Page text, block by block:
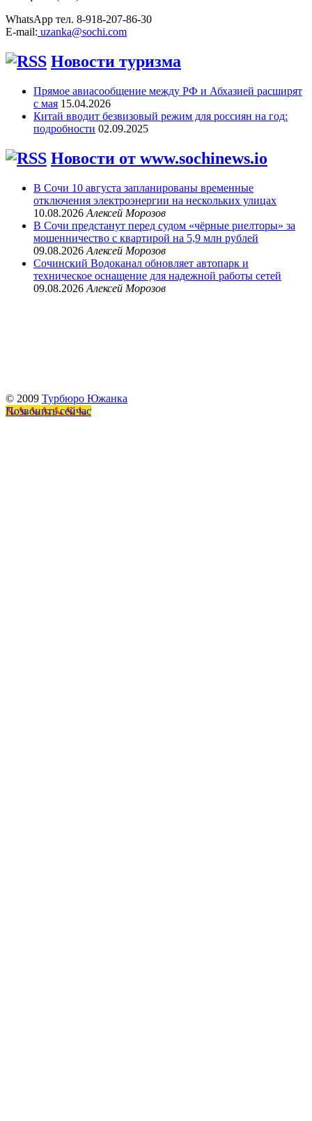
WhatsApp тел. 8-918-207-86-30
E-mail: uzanka@sochi.com
Новости туризма
Прямое авиасообщение между РФ и Абхазией расширят
с мая 15.04.2026
Китай вводит безвизовый режим для россиян на год:
подробности 02.09.2025
Новости от www.sochinews.io
В Сочи 10 августа запланированы временные
отключения электроэнергии на нескольких улицах
10.08.2026 Алексей Морозов
В Сочи предстанут перед судом «чёрные риелторы» за
мошенничество с квартирой на 5,9 млн рублей
09.08.2026 Алексей Морозов
Сочинский Водоканал обновляет автопарк и
техническое оснащение для надежной работы сетей
09.08.2026 Алексей Морозов
© 2009 Турбюро Южанка
Позвонить сейчас